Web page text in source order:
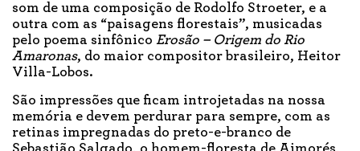
som de uma composição de Rodolfo Stroeter, e a
outra com as “paisagens florestais”, musicadas
pelo poema sinfônico Erosão – Origem do Rio
Amaronas, do maior compositor brasileiro, Heitor
Villa-Lobos.
São impressões que ficam introjetadas na nossa
memória e devem perdurar para sempre, com as
retinas impregnadas do preto-e-branco de